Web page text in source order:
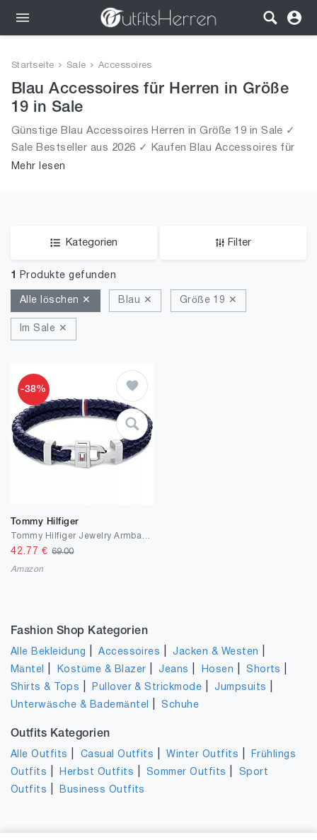
Bekleidung
Schuhe
Startseite Sale Accessoires
Blau Accessoires für Herren in Größe
19 in Sale
Günstige Blau Accessoires Herren in Größe 19 in Sale ✓
Sale Bestseller aus 2026 ✓ Kaufen Blau Accessoires für
Männer in Größe 19 in Sale!
Mehr lesen
Kategorien Filter
1 Produkte gefunden
Alle löschen ✕ Blau ✕ Größe 19 ✕
Im Sale ✕
-38%
Tommy Hilfiger
42.77 €69.00
Amazon
Fashion Shop Kategorien
Alle Bekleidung |Accessoires |Jacken & Westen
Mäntel Kostüme & Blazer |Jeans Hosen |Shorts
Shirts & Tops Pullover & Strickmode |Jumpsuits
Unterwäsche & Bademäntel |Schuhe
Outfits Kategorien
Alle Outfits Casual Outfits |Winter Outfits
Frühlings
Outfits
Herbst Outfits Sommer Outfits
Sport
Outfits
Business Outfits